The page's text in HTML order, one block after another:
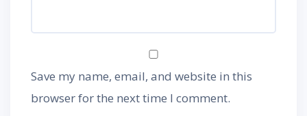
Save my name, email, and website in this
browser for the next time I comment.